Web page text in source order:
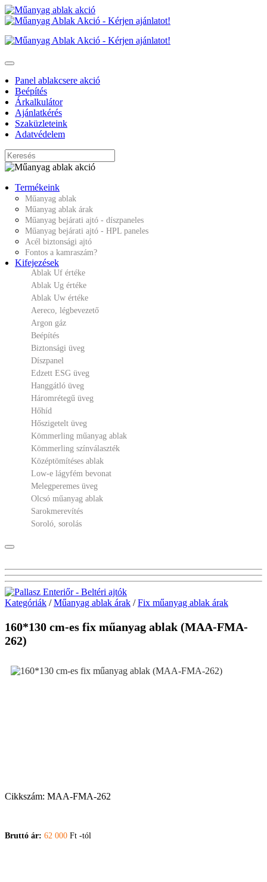
Panel ablakcsere akció
Beépítés
Árkalkulátor
Ajánlatkérés
Szaküzleteink
Adatvédelem
Termékeink
Műanyag ablak
Műanyag ablak árak
Műanyag bejárati ajtó - díszpaneles
Műanyag bejárati ajtó - HPL paneles
Acél biztonsági ajtó
Fontos a kamraszám?
Kifejezések
Ablak Uf értéke
Ablak Ug értéke
Ablak Uw értéke
Aereco, légbevezető
Argon gáz
Beépítés
Biztonsági üveg
Díszpanel
Edzett ESG üveg
Hanggátló üveg
Háromrétegű üveg
Hőhíd
Hőszigetelt üveg
Kömmerling műanyag ablak
Kömmerling színválaszték
Középtömítéses ablak
Low-e lágyfém bevonat
Melegperemes üveg
Olcsó műanyag ablak
Sarokmerevítés
Soroló, sorolás
Kategóriák /Műanyag ablak árak /Fix műanyag ablak árak
160*130 cm-es fix műanyag ablak (MAA-FMA-
262)
Cikkszám: MAA-FMA-262
Bruttó ár: 62 000 Ft -tól